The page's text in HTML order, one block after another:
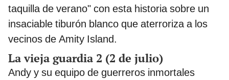
taquilla de verano" con esta historia sobre un
insaciable tiburón blanco que aterroriza a los
vecinos de Amity Island.
La vieja guardia 2 (2 de julio)
Andy y su equipo de guerreros inmortales